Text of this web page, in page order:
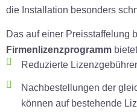
die Installation besonders
Das auf einer Preisstaffelung
Firmenlizenzprogramm
Reduzierte
Nachbestellungen der
können auf bestehende